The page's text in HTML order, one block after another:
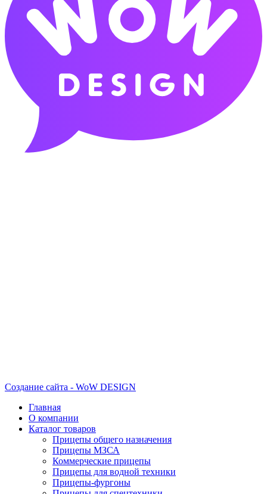
Создание сайта - WoW DESIGN
Главная
О компании
Каталог товаров
Прицепы общего назначения
Прицепы МЗСА
Коммерческие прицепы
Прицепы для водной техники
Прицепы-фургоны